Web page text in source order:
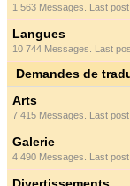
1 563 Messages. Last
Langues
10 744 Messages. Last
Demandes de
Arts
7 415 Messages. Last
Galerie
4 490 Messages. Last